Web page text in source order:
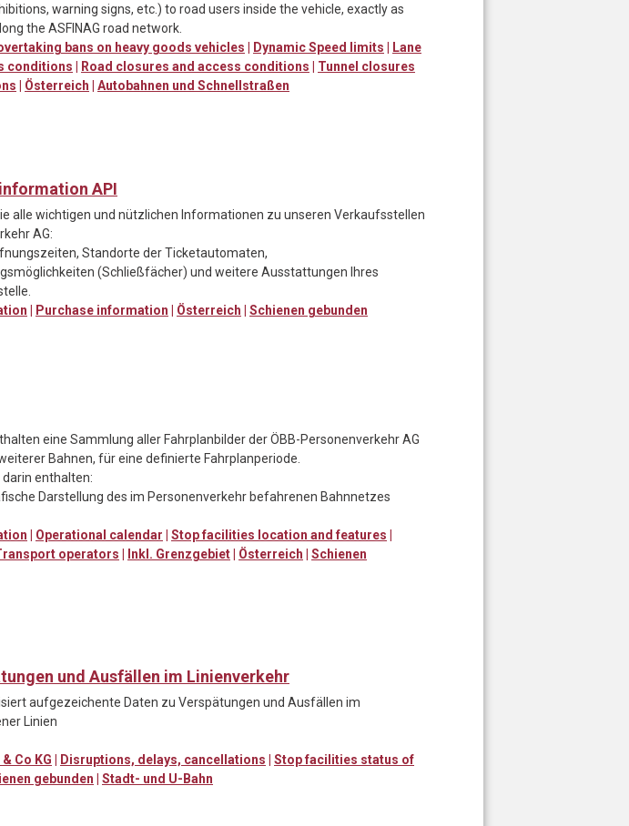
warning signs, etc.) to road users inside the vehicle, exactly as
the ASFINAG road network.
bans on heavy goods vehicles | Dynamic Speed limits | Lane
conditions | Road closures and access conditions | Tunnel closures
| Österreich | Autobahnen und Schnellstraßen
API
alle wichtigen und nützlichen Informationen zu unseren Verkaufsstellen
AG:
Standorte der Ticketautomaten,
(Schließfächer) und weitere Ausstattungen Ihres
| Purchase information | Österreich | Schienen gebunden
eine Sammlung aller Fahrplanbilder der ÖBB-Personenverkehr AG
Bahnen, für eine definierte Fahrplanperiode.
enthalten:
Darstellung des im Personenverkehr befahrenen Bahnnetzes
| Operational calendar | Stop facilities location and features |
operators | Inkl. Grenzgebiet| Österreich | Schienen
und Ausfällen im Linienverkehr
aufgezeichente Daten zu Verspätungen und Ausfällen im
Linien
Co KG | Disruptions, delays, cancellations | Stop facilities status of
gebunden | Stadt- und U-Bahn